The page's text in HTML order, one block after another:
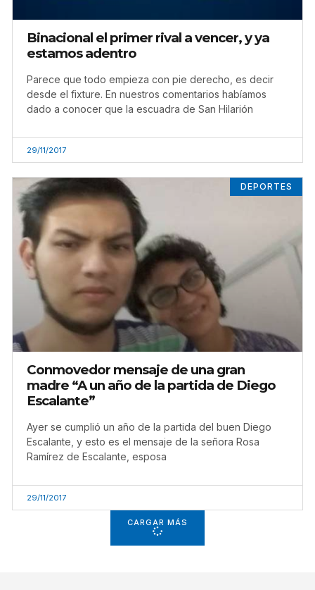
Binacional el primer rival a vencer, y ya
estamos adentro
Parece que todo empieza con pie derecho, es decir
desde el fixture. En nuestros comentarios habíamos
dado a conocer que la escuadra de San Hilarión
29/11/2017
DEPORTES
Conmovedor mensaje de una gran
madre “A un año de la partida de Diego
Escalante”
Ayer se cumplió un año de la partida del buen Diego
Escalante, y esto es el mensaje de la señora Rosa
Ramírez de Escalante, esposa
29/11/2017
CARGAR MÁS